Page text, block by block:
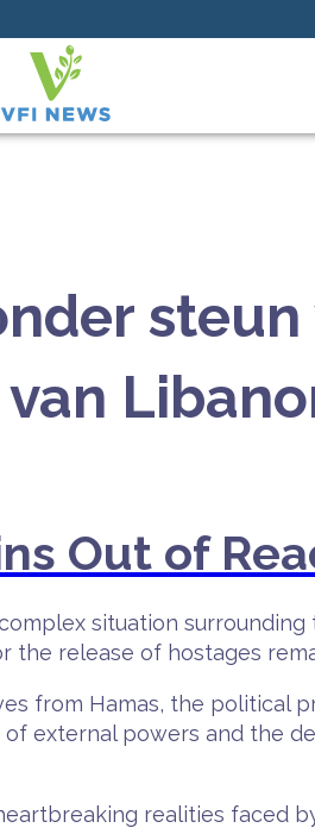
Out of
situation
the release of hostages
from Hamas, the political
external powers and the
realities faced